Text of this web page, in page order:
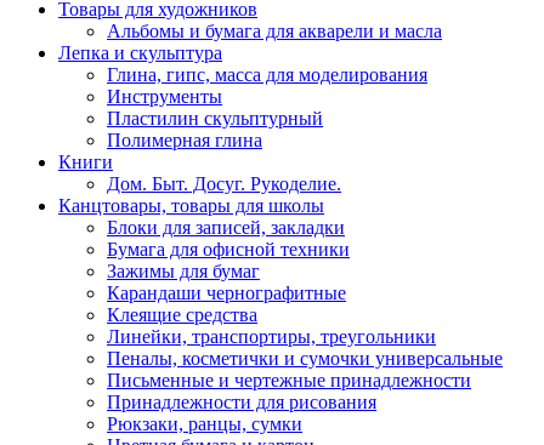
Товары для художников
Альбомы и бумага для акварели и масла
Лепка и скульптура
Глина, гипс, масса для моделирования
Инструменты
Пластилин скульптурный
Полимерная глина
Книги
Дом. Быт. Досуг. Рукоделие.
Канцтовары, товары для школы
Блоки для записей, закладки
Бумага для офисной техники
Зажимы для бумаг
Карандаши чернографитные
Клеящие средства
Линейки, транспортиры, треугольники
Пеналы, косметички и сумочки универсальные
Письменные и чертежные принадлежности
Принадлежности для рисования
Рюкзаки, ранцы, сумки